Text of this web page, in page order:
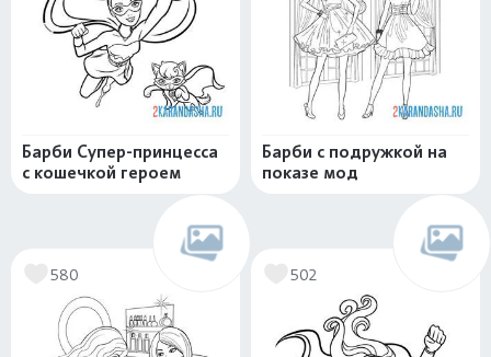
Барби Супер-принцесса
с кошечкой героем
Барби с подружкой на
показе мод
580 502